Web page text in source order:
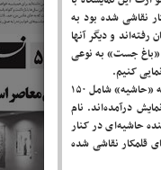
نقاشی شده بود به
و دیگر آنها
«باغ جست» به نوعی
کنیم.
وی با اشاره به نمایشگاه «حاشیه» که همزمان با این نمایشگاه برگزار شده است ادامه داد: مجموعه «حاشیه» شامل ۱۵۰
درآمده‌اند. نام
حاشیه‌ای در کنار
قلمکار نقاشی شده